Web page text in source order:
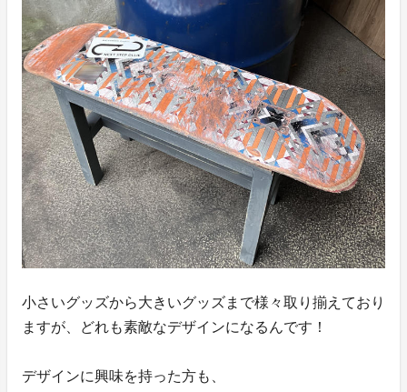
小さいグッズから大きいグッズまで様々取り揃えており
ますが、どれも素敵なデザインになるんです！
デザインに興味を持った方も、